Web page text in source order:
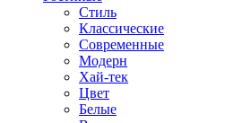
Стиль
Классические
Современные
Модерн
Хай-тек
Цвет
Белые